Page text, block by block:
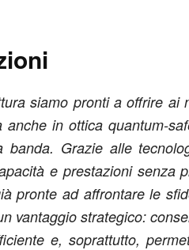
siamo pronti a offrire ai
in ottica quantum-
banda. Grazie alle
e prestazioni senza
pronte ad affrontare le
vantaggio strategico:
e, soprattutto,